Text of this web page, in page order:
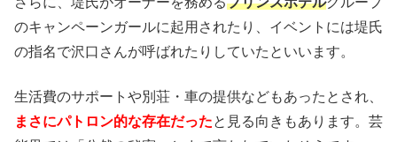
のキャンペーンガールに起用されたり、イベントには堤氏
の指名で沢口さんが呼ばれたりしていたといいます。
生活費のサポートや別荘・車の提供などもあったとされ、
まさにパトロン的な存在だったと見る向きもあります。芸